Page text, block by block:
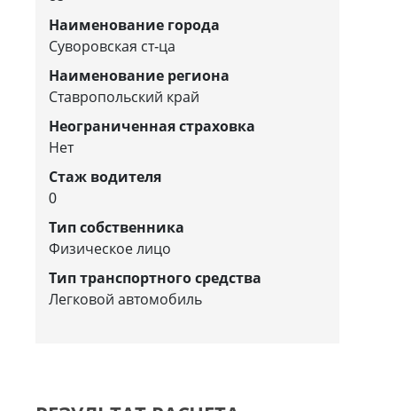
Наименование города
Суворовская ст-ца
Наименование региона
Ставропольский край
Неограниченная страховка
Нет
Стаж водителя
0
Тип собственника
Физическое лицо
Тип транспортного средства
Легковой автомобиль